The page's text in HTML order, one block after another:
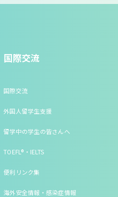
国際交流
国際交流
外国人留学生支援
留学中の学生の皆さんへ
TOEFL®・IELTS
便利リンク集
海外安全情報・感染症情報